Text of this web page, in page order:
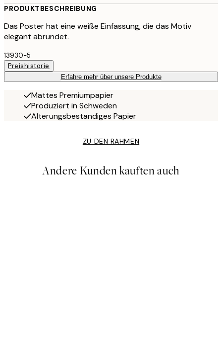
PRODUKTBESCHREIBUNG
Das Poster hat eine weiße Einfassung, die das Motiv
elegant abrundet.
13930-5
Preishistorie
Erfahre mehr über unsere Produkte
Mattes Premiumpapier
Produziert in Schweden
Alterungsbeständiges Papier
ZU DEN RAHMEN
Andere Kunden kauften auch